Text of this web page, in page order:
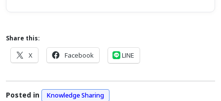
Share this:
X
Facebook LINE
Posted in Knowledge Sharing